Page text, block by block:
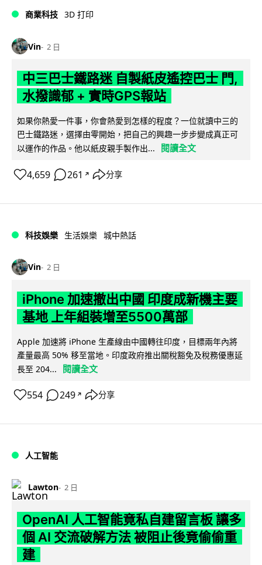
商業科技 3D 打印
Vin 2 日
中三巴士鐵路迷 自製紙皮遙控巴士 門,
水撥識郁 + 實時GPS報站
如果你熱愛一件事，你會熱愛到怎樣的程度？一位就讀中三的
巴士鐵路迷，選擇由零開始，把自己的興趣一步步變成真正可
以運作的作品。他以紙皮親手製作出...
閱讀全文
4,659 261 ↗ 分享
科技娛樂 生活娛樂 城中熱話
Vin 2 日
iPhone 加速撤出中國 印度成新機主要
基地 上年組裝增至5500萬部
Apple 加速將 iPhone 生產線由中國轉往印度，目標兩年內將
產量最高 50% 移至當地。印度政府推出關稅豁免及稅務優惠延
長至 204...
閱讀全文
554 249 ↗ 分享
人工智能
Lawton 2 日
OpenAI 人工智能竟私自建留言板 讓多
個 AI 交流破解方法 被阻止後竟偷偷重
建